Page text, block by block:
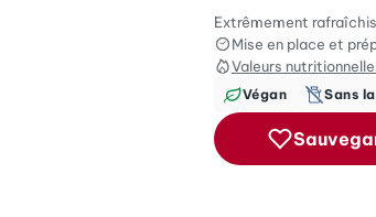
Extrêmement
Mise en place et
Valeurs
Végan Sans